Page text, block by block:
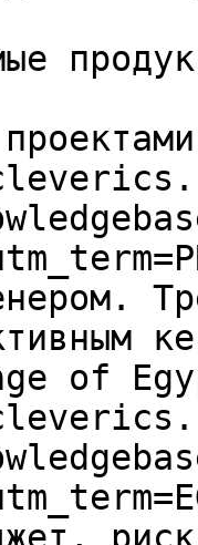
of